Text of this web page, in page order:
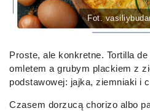
Fot.
Proste, ale konkretne. Tortilla
omletem a grubym plackiem z
podstawowej: jajka, ziemniaki i
Czasem dorzucą chorizo albo